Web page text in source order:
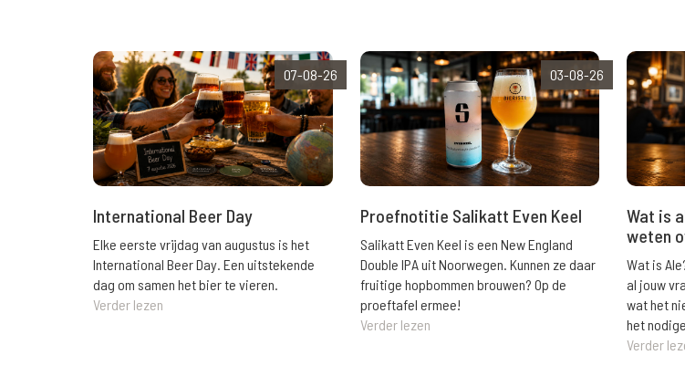
07-08-26
International Beer Day
Elke eerste vrijdag van augustus is het
International Beer Day. Een uitstekende
dag om samen het bier te vieren.
Verder lezen
03-08-26
Proefnotitie Salikatt Even Keel
Salikatt Even Keel is een New England
Double IPA uit Noorwegen. Kunnen ze daar
fruitige hopbommen brouwen? Op de
proeftafel ermee!
Verder lezen
Wat is
weten
Wat is
al jouw
wat het
het
Verder